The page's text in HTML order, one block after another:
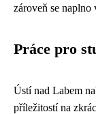
zároveň se naplno
Práce pro
Ústí nad Labem
příležitostí na